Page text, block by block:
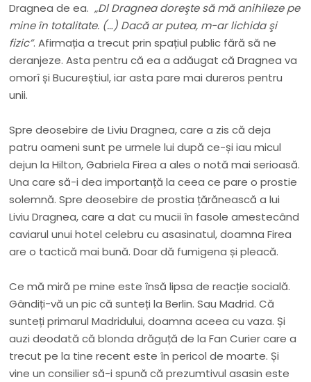
Dragnea de ea.„Dl Dragnea doreşte să mă anihileze pe
mine în totalitate. (…) Dacă ar putea, m-ar lichida şi
fizic”. Afirmația a trecut prin spațiul public fără să ne
deranjeze. Asta pentru că ea a adăugat că Dragnea va
omorî și Bucureștiul, iar asta pare mai dureros pentru
unii.
Spre deosebire de Liviu Dragnea, care a zis că deja
patru oameni sunt pe urmele lui după ce-și iau micul
dejun la Hilton, Gabriela Firea a ales o notă mai serioasă.
Una care să-i dea importanță la ceea ce pare o prostie
solemnă. Spre deosebire de prostia țărănească a lui
Liviu Dragnea, care a dat cu mucii în fasole amestecând
caviarul unui hotel celebru cu asasinatul, doamna Firea
are o tactică mai bună. Doar dă fumigena și pleacă.
Ce mă miră pe mine este însă lipsa de reacție socială.
Gândiți-vă un pic că sunteți la Berlin. Sau Madrid. Că
sunteți primarul Madridului, doamna aceea cu vaza. Și
auzi deodată că blonda drăguță de la Fan Curier care a
trecut pe la tine recent este în pericol de moarte. Și
vine un consilier să-i spună că prezumtivul asasin este